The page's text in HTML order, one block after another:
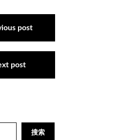
post
post
搜索